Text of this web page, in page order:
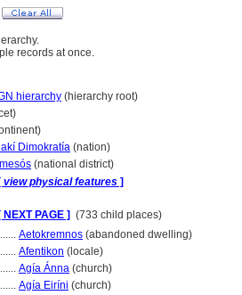
records at once.
hierarchy (hierarchy root)
Dimokratía (nation)
(national district)
[ view physical features ]
[ NEXT PAGE ] (733 child places)
Aetokremnos (abandoned dwelling)
Afentikon (locale)
Agía Ánna (church)
Agía Eiríni (church)